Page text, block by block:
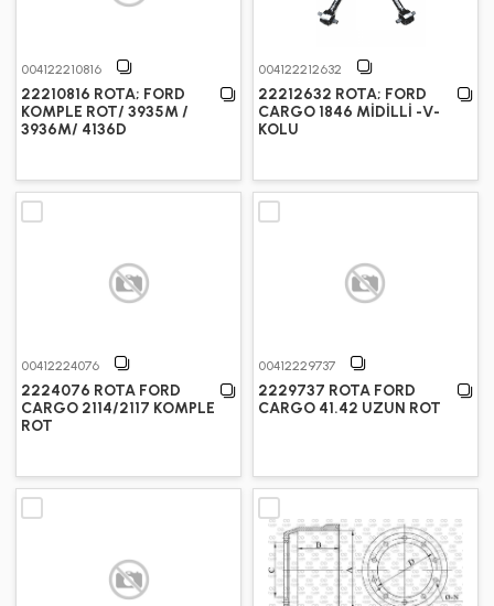
004122210816
22210816 ROTA; FORD
KOMPLE ROT/ 3935M /
3936M/ 4136D
004122212632
22212632 ROTA; FORD
CARGO 1846 MİDİLLİ -V-
KOLU
00412224076
2224076 ROTA FORD
CARGO 2114/2117 KOMPLE
ROT
00412229737
2229737 ROTA FORD
CARGO 41.42 UZUN ROT